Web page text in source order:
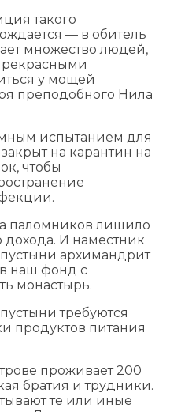
такого
— в обитель
множество людей,
у мощей
преподобного Нила
испытанием для
на карантин на
чтобы
паломников лишило
дохода. И наместник
архимандрит
наш фонд с
монастырь.
требуются
продуктов питания
проживает 200
братия и трудники.
те или иные